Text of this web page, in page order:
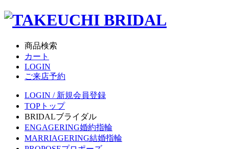
商品検索
カート
LOGIN
ご来店予約
LOGIN / 新規会員登録
TOP トップ
BRIDALブライダル
ENGAGERING婚約指輪
MARRIAGERING結婚指輪